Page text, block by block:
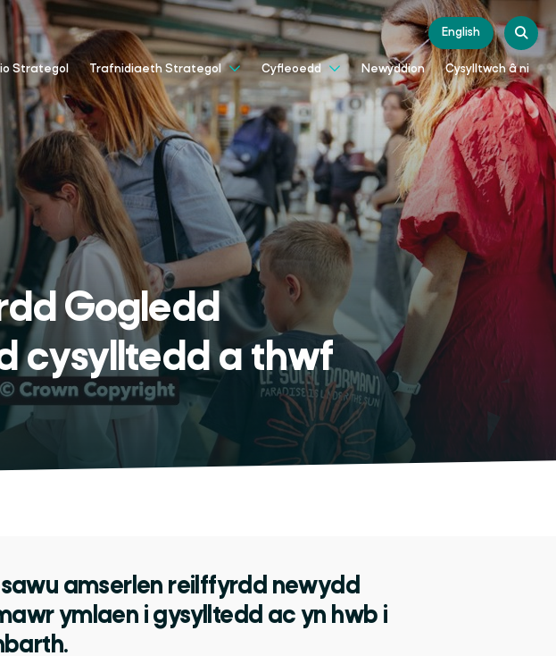
English
Strategol Trafnidiaeth Strategol Cyfleoedd Newyddion Cysylltwch â ni
Gogledd
cysylltedd a thwf
amserlen reilffyrdd newydd
ymlaen i gysylltedd ac yn hwb i